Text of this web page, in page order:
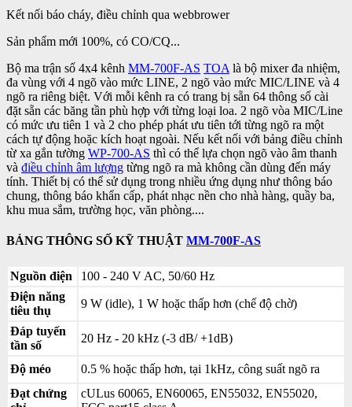
Kết nối báo cháy, điều chỉnh qua webbrower
Sản phẩm mới 100%, có CO/CQ...
Bộ ma trận số 4x4 kênh MM-700F-AS TOA là bộ mixer đa nhiệm,
đa vùng với 4 ngõ vào mức LINE, 2 ngõ vào mức MIC/LINE và 4
ngõ ra riêng biệt. Với mỗi kênh ra có trang bị sẵn 64 thông số cài
đặt sẵn các băng tần phù hợp với từng loại loa. 2 ngõ vòa MIC/Line
có mức ưu tiên 1 và 2 cho phép phát ưu tiên tới từng ngõ ra một
cách tự động hoặc kích hoạt ngoài. Nếu kết nối với bảng điều chỉnh
từ xa gắn tường WP-700-AS thì có thể lựa chọn ngõ vào âm thanh
và điều chỉnh âm lượng từng ngõ ra mà không cần dùng đến máy
tính. Thiết bị có thể sử dụng trong nhiều ứng dụng như thông báo
chung, thông báo khẩn cấp, phát nhạc nền cho nhà hàng, quầy ba,
khu mua sắm, trường học, văn phòng....
BẢNG THÔNG SỐ KỸ THUẬT MM-700F-AS
Nguồn điện
100 - 240 V AC, 50/60 Hz
Điện năng
tiêu thụ
9 W (idle), 1 W hoặc thấp hơn (chế độ chờ)
Đáp tuyến
tần số
20 Hz - 20 kHz (-3 dB/ +1dB)
Độ méo
0.5 % hoặc thấp hơn, tại 1kHz, công suất ngõ ra
Đạt chứng
cULus 60065, EN60065, EN55032, EN55020,